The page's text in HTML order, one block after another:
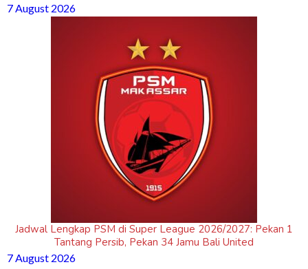
7 August 2026
Jadwal Lengkap PSM di Super League 2026/2027: Pekan 1
Tantang Persib, Pekan 34 Jamu Bali United
7 August 2026